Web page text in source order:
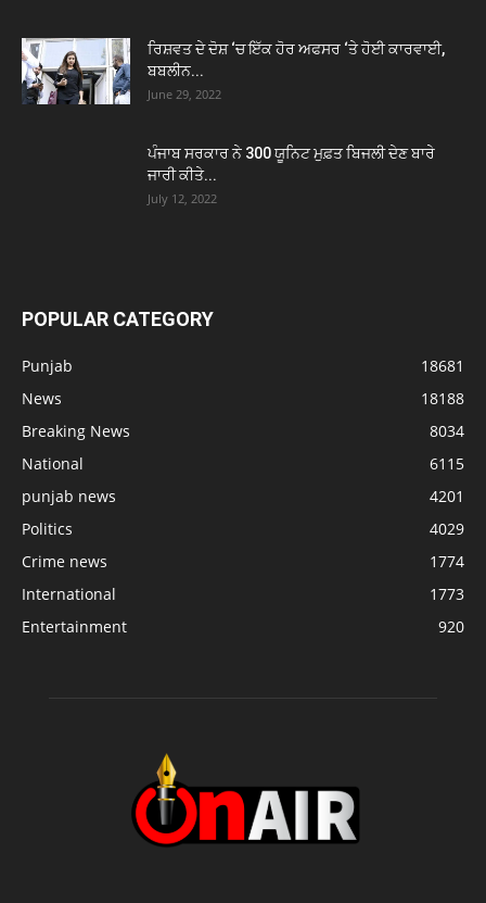
ਰਿਸ਼ਵਤ ਦੇ ਦੋਸ਼ ‘ਚ ਇੱਕ ਹੋਰ ਅਫਸਰ ‘ਤੇ ਹੋਈ ਕਾਰਵਾਈ,
ਬਬਲੀਨ...
June 29, 2022
ਪੰਜਾਬ ਸਰਕਾਰ ਨੇ 300 ਯੂਨਿਟ ਮੁਫ਼ਤ ਬਿਜਲੀ ਦੇਣ ਬਾਰੇ
ਜਾਰੀ ਕੀਤੇ...
July 12, 2022
POPULAR CATEGORY
Punjab
18681
News
18188
Breaking News
8034
National
6115
punjab news
4201
Politics
4029
Crime news
1774
International
1773
Entertainment
920